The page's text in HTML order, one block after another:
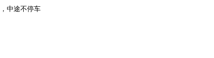
中途不停车